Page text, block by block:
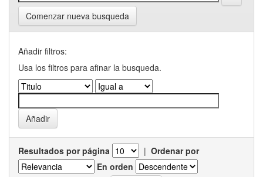
Comenzar nueva busqueda
Añadir filtros:
Usa los filtros para afinar la busqueda.
Resultados por página | Ordenar por
En orden